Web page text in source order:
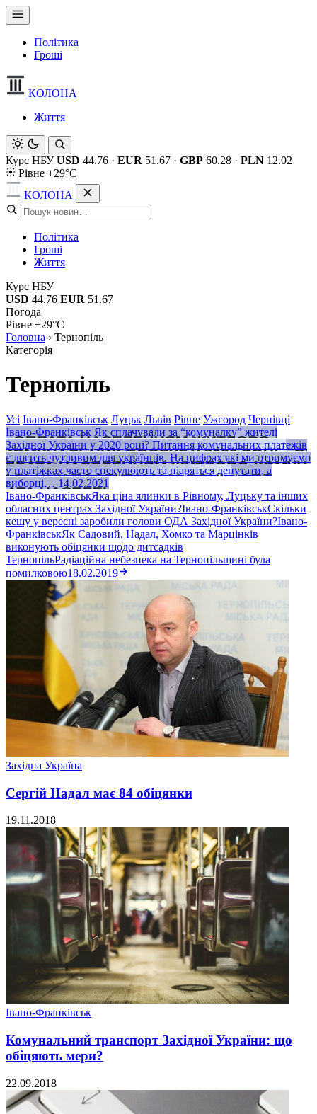
Політика
Гроші
КОЛОНА
Життя
Курс НБУ USD 44.76 · EUR 51.67 · GBP 60.28 · PLN 12.02
Рівне +29°C
КОЛОНА
Політика
Гроші
Життя
Курс НБУ
USD 44.76 EUR 51.67
Погода
Рівне +29°C
Головна › Тернопіль
Категорія
Тернопіль
Усі Івано-Франківськ Луцьк Львів Рівне Ужгород Чернівці
Івано-Франківськ Як сплачували за “комуналку” жителі
Західної України у 2020 році? Питання комунальних платежів
є досить чутливим для українців. На цифрах які ми отримуємо
у платіжках часто спекулюють та піаряться депутати, а
виборці… 14.02.2021
Івано-ФранківськЯка ціна ялинки в Рівному, Луцьку та інших
обласних центрах Західної України?Івано-ФранківськСкільки
кешу у вересні заробили голови ОДА Західної України?Івано-
ФранківськЯк Садовий, Надал, Хомко та Марцінків
виконують обіцянки щодо дитсадків
ТернопільРадіаційна небезпека на Тернопільщині була
помилковою18.02.2019
Західна Україна
Сергій Надал має 84 обіцянки
19.11.2018
Івано-Франківськ
Комунальний транспорт Західної України: що
обіцяють мери?
22.09.2018